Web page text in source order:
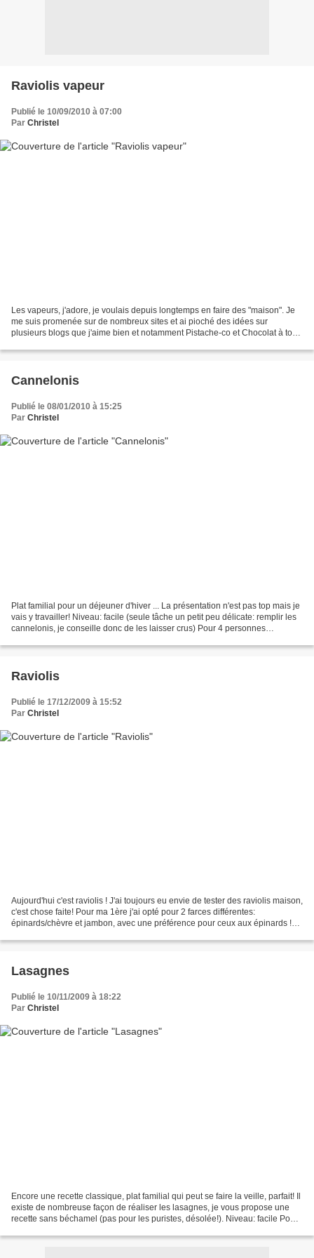
Raviolis vapeur
Publié le 10/09/2010 à 07:00
Par Christel
Les vapeurs, j'adore, je voulais depuis longtemps en faire des "maison". Je
me suis promenée sur de nombreux sites et ai pioché des idées sur
plusieurs blogs que j'aime bien et notamment Pistache-co et Chocolat à tous
Cannelonis
Publié le 08/01/2010 à 15:25
Par Christel
Plat familial pour un déjeuner d'hiver ... La présentation n'est pas top mais je
vais y travailler! Niveau: facile (seule tâche un petit peu délicate: remplir les
cannelonis, je conseille donc de les laisser crus) Pour 4 personnes
Raviolis
Publié le 17/12/2009 à 15:52
Par Christel
Aujourd'hui c'est raviolis ! J'ai toujours eu envie de tester des raviolis maison,
c'est chose faite! Pour ma 1ère j'ai opté pour 2 farces différentes:
épinards/chèvre et jambon, avec une préférence pour ceux aux épinards !
Lasagnes
Publié le 10/11/2009 à 18:22
Par Christel
Encore une recette classique, plat familial qui peut se faire la veille, parfait! Il
existe de nombreuse façon de réaliser les lasagnes, je vous propose une
recette sans béchamel (pas pour les puristes, désolée!). Niveau: facile Pour